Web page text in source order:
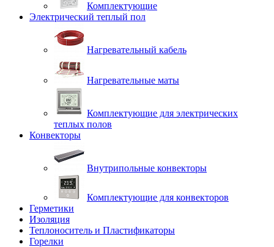
Комплектующие
Электрический теплый пол
Нагревательный кабель
Нагревательные маты
Комплектующие для электрических
теплых полов
Конвекторы
Внутрипольные конвекторы
Комплектующие для конвекторов
Герметики
Изоляция
Теплоноситель и Пластификаторы
Горелки